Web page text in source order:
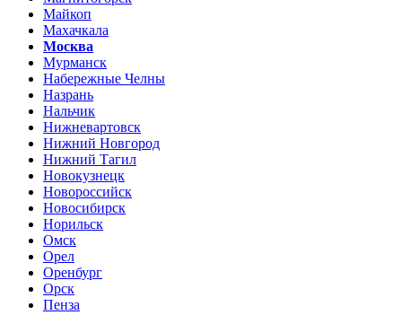
Майкоп
Махачкала
Москва
Мурманск
Набережные Челны
Назрань
Нальчик
Нижневартовск
Нижний Новгород
Нижний Тагил
Новокузнецк
Новороссийск
Новосибирск
Норильск
Омск
Орел
Оренбург
Орск
Пенза